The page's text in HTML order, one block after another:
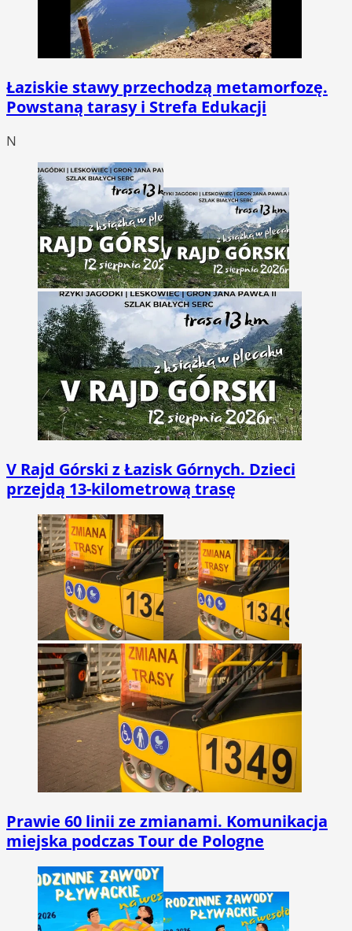
Łaziskie stawy przechodzą metamorfozę.
Powstaną tarasy i Strefa Edukacji
N
V Rajd Górski z Łazisk Górnych. Dzieci
przejdą 13-kilometrową trasę
Prawie 60 linii ze zmianami. Komunikacja
miejska podczas Tour de Pologne